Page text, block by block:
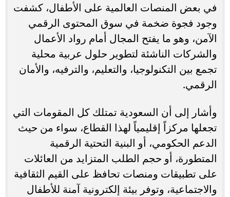
في بعض المنصات العالمية على الأطفال، كشفت
وجود فجوة ضخمة في سوق المحتوى الرقمي
الآمن، وهو ما يفتح المجال أمام رواد الأعمال
والشركات الناشئة لتطوير حلول عربية محلية
تجمع بين التكنولوجيا، والتعليم، والترفيه، والأمان
الرقمي.
وأشار إلى أن السعودية تمتلك كل المقومات التي
تجعلها مركزاً إقليمياً لهذا القطاع، سواء من حيث
الدعم الحكومي، أو البنية التحتية الرقمية
المتطورة، أو حجم الطلب المتزايد من العائلات
على تطبيقات ومنصات تحافظ على القيم الثقافية
والاجتماعية، وتوفر بيئة إلكترونية آمنة للأطفال